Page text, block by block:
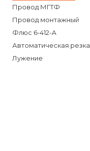
Провод МГТФ
Провод монтажный
Флюс 6-412-А
Автоматическая резка
Лужение